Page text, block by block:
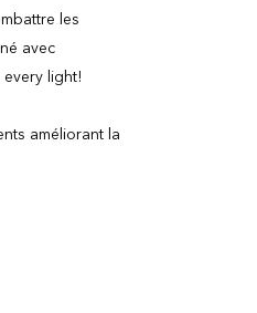
les
avec
light!
améliorant la